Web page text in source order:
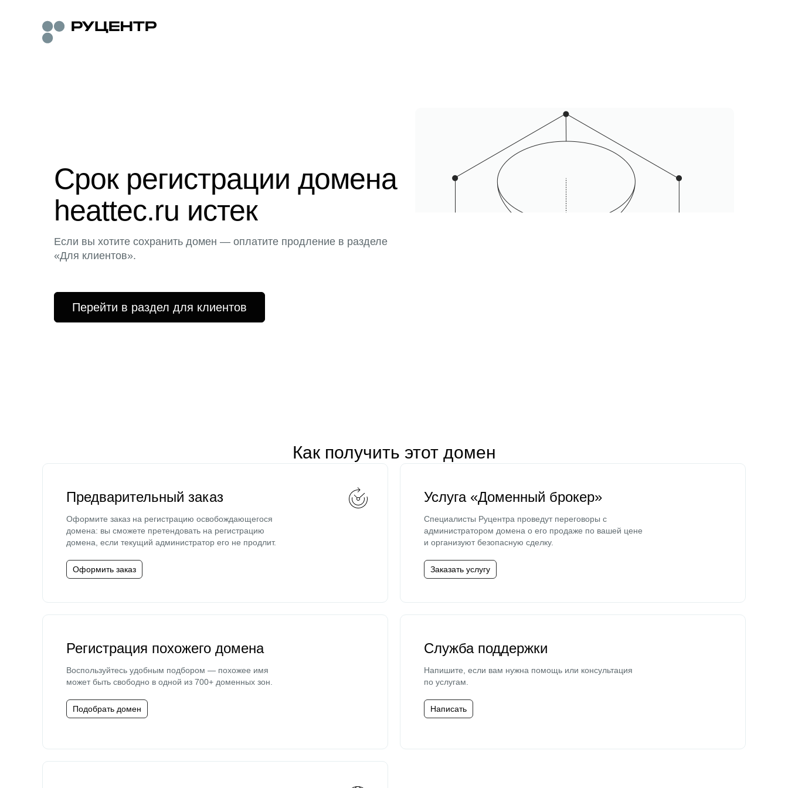
Срок регистрации домена
heattec.ru истек
Если вы хотите сохранить домен — оплатите продление в разделе
«Для клиентов».
Перейти в раздел для клиентов
Как получить этот домен
Предварительный заказ
Оформите заказ на регистрацию освобождающегося
домена: вы сможете претендовать на регистрацию
домена, если текущий администратор его не продлит.
Оформить заказ
Услуга «Доменный брокер»
Специалисты Руцентра проведут переговоры с
администратором домена о его продаже по вашей цене
и организуют безопасную сделку.
Заказать услугу
Регистрация похожего домена
Воспользуйтесь удобным подбором — похожее имя
может быть свободно в одной из 700+ доменных зон.
Подобрать домен
Служба поддержки
Напишите, если вам нужна помощь или консультация
по услугам.
Написать